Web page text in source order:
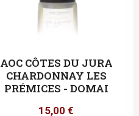
AOC CÔTES DU JURA
CHARDONNAY LES
PRÉMICES - DOMAI
15,00 €